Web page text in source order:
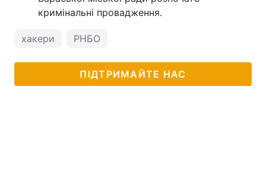
кримінальні провадження.
хакери РНБО
ПІДТРИМАЙТЕ НАС